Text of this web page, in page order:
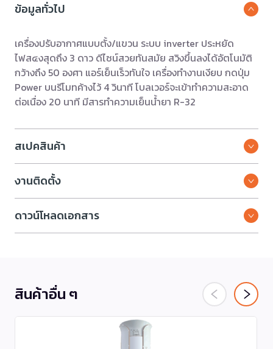
ข้อมูลทั่วไป
เครื่องปรับอากาศแบบตั้ง/แขวน ระบบ inverter ประหยัด
ไฟส๔งสุดถึง 3 ดาว ดีไซน์สวยทันสมัย สวิงขึ้นลงได้อัตโนมัติ
กว้างถึง 50 องศา แอร์เย็นเร็วทันใจ เครื่องทำงานเงียบ กดปุ่ม
Power บนรีโมทค้างไว้ 4 วินาที โบลเวอร์จะเข้าทำความสะอาด
ต่อเนื่อง 20 นาที มีสารทำความเย็นน้ำยา R-32
สเปคสินค้า
งานติดตั้ง
ดาวน์โหลดเอกสาร
สินค้าอื่น ๆ